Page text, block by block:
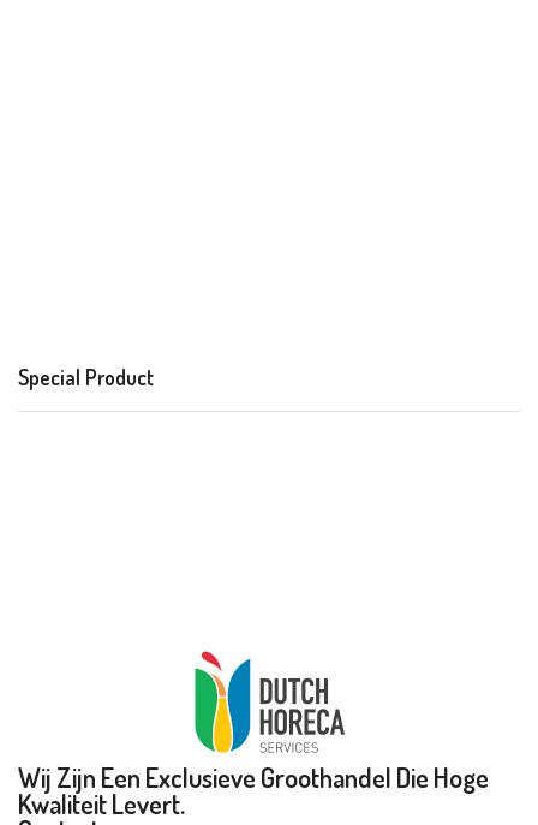
Special Product
Wij Zijn Een Exclusieve Groothandel Die Hoge
Kwaliteit Levert.